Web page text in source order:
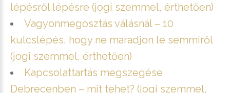
lépésről lépésre (jogi szemmel, érthetően)
Vagyonmegosztás válásnál – 10
kulcslépés, hogy ne maradjon le semmiről
(jogi szemmel, érthetően)
Kapcsolattartás megszegése
Debrecenben – mit tehet? (jogi szemmel,